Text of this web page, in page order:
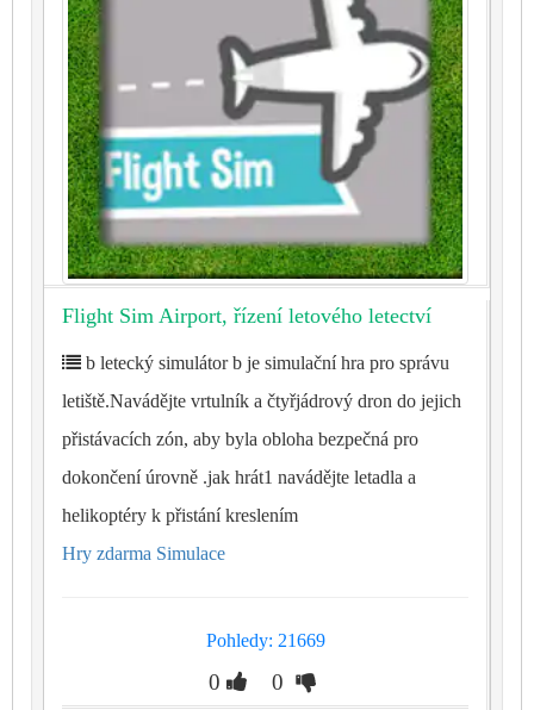
Flight Sim Airport, řízení letového letectví
b letecký simulátor b je simulační hra pro správu
letiště.Navádějte vrtulník a čtyřjádrový dron do jejich
přistávacích zón, aby byla obloha bezpečná pro
dokončení úrovně .jak hrát1 navádějte letadla a
helikoptéry k přistání kreslením
Hry zdarma Simulace
Pohledy: 21669
0 0